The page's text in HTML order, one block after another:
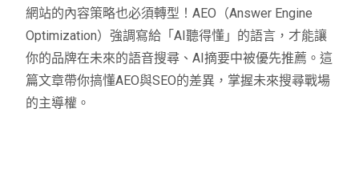
網站的內容策略也必須轉型！AEO（Answer Engine
Optimization）強調寫給「AI聽得懂」的語言，才能讓
你的品牌在未來的語音搜尋、AI摘要中被優先推薦。這
篇文章帶你搞懂AEO與SEO的差異，掌握未來搜尋戰場
的主導權。